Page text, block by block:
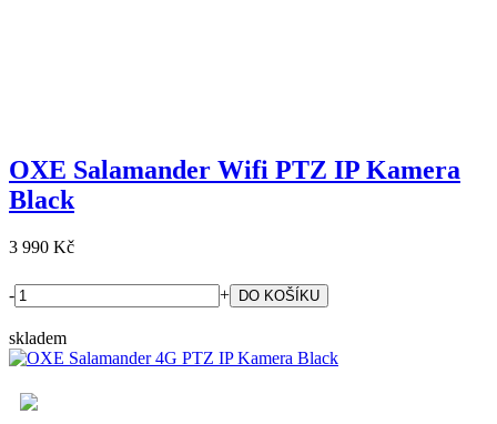
OXE Salamander Wifi PTZ IP Kamera
Black
3 990 Kč
- +
skladem